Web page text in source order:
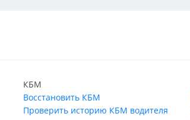
КБМ
Восстановить КБМ
Проверить историю КБМ водителя